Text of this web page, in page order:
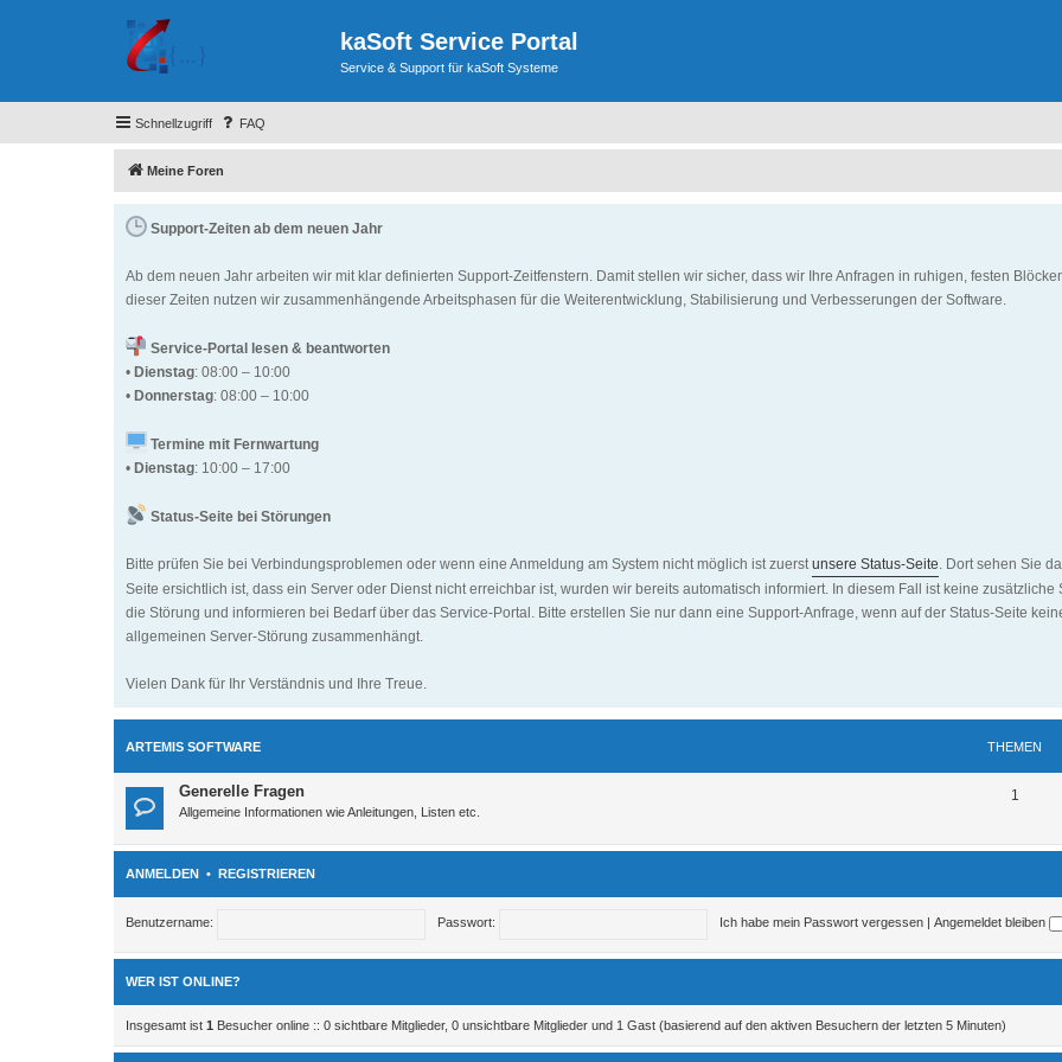
kaSoft Service Portal
Service & Support für kaSoft Systeme
Schnellzugriff FAQ
Meine Foren
Support-Zeiten ab dem neuen Jahr
Ab dem neuen Jahr arbeiten wir mit klar definierten Support-Zeitfenstern. Damit stellen wir sicher, dass wir Ihre Anfragen in ruhigen, festen
dieser Zeiten nutzen wir zusammenhängende Arbeitsphasen für die Weiterentwicklung, Stabilisierung und Verbesserungen der Software.
Service-Portal lesen & beantworten
• Dienstag: 08:00 – 10:00
• Donnerstag: 08:00 – 10:00
Termine mit Fernwartung
• Dienstag: 10:00 – 17:00
Status-Seite bei Störungen
Bitte prüfen Sie bei Verbindungsproblemen oder wenn eine Anmeldung am System nicht möglich ist zuerst unsere Status-Seite . Dort sehen Sie
Seite ersichtlich ist, dass ein Server oder Dienst nicht erreichbar ist, wurden wir bereits automatisch informiert. In diesem Fall ist keine
die Störung und informieren bei Bedarf über das Service-Portal. Bitte erstellen Sie nur dann eine Support-Anfrage, wenn auf der Status-Seite
allgemeinen Server-Störung zusammenhängt.
Vielen Dank für Ihr Verständnis und Ihre Treue.
ARTEMIS SOFTWARE THEMEN
Generelle Fragen
Allgemeine Informationen wie Anleitungen, Listen etc.
1
ANMELDEN • REGISTRIEREN
Benutzername: Passwort: Ich habe mein Passwort vergessen Angemeldet bleiben
WER IST ONLINE?
Insgesamt ist 1 Besucher online :: 0 sichtbare Mitglieder, 0 unsichtbare Mitglieder und 1 Gast (basierend auf den aktiven Besuchern der letzten 5 Minuten)